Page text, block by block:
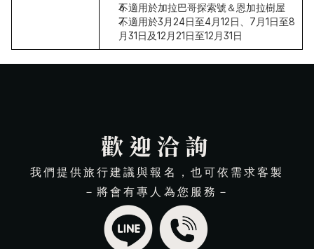
不適用於加拉巴哥探索號＆恩加拉樹屋
不適用於3月24日至4月12日、7月1日至8
月31日及12月21日至12月31日
歡迎洽詢
我們提供旅行建議與報名，也可依需求客製
－將會有專人為您服務－